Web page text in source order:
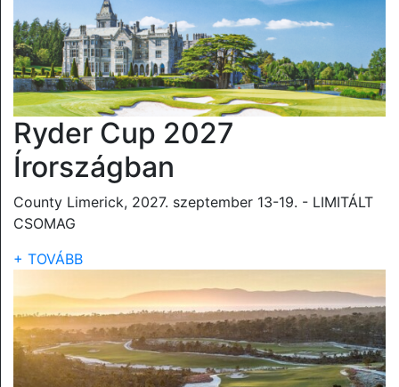
Ryder Cup 2027
Írországban
County Limerick, 2027. szeptember 13-19. - LIMITÁLT
CSOMAG
+ TOVÁBB